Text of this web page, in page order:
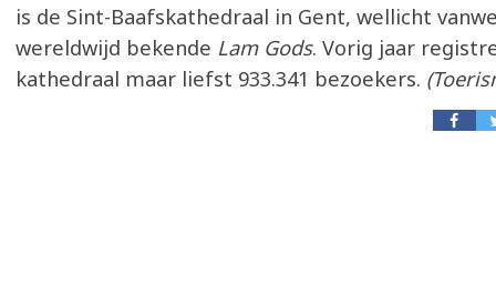
is de Sint-Baafskathedraal in Gent, wellicht
wereldwijd bekende Lam Gods. Vorig jaar
kathedraal maar liefst 933.341 bezoekers.